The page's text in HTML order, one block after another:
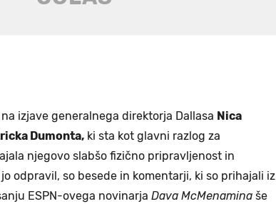
izjave generalnega direktorja Dallasa Nica
Dumonta, ki sta kot glavni razlog za
njegovo slabšo fizično pripravljenost in
odpravil, so besede in komentarji, ki so prihajali iz
ESPN-ovega novinarja Dava McMenamina še